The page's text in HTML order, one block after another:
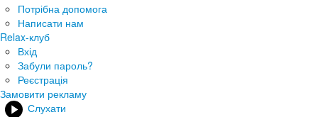
Потрібна допомога
Написати нам
Relax-клуб
Вхід
Забули пароль?
Реєстрація
Замовити рекламу
Слухати